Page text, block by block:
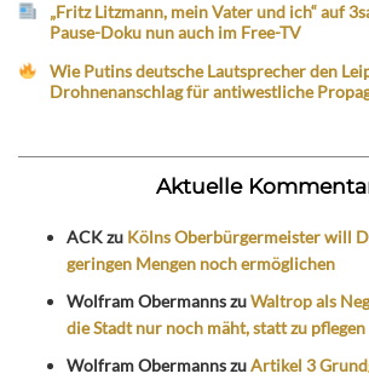
„Fritz Litzmann, mein Vater und ich“ auf
Pause-Doku nun auch im Free-TV
Wie Putins deutsche Lautsprecher den
Drohnenanschlag für antiwestliche
Aktuelle
ACKzu Kölns Oberbürgermeister will
geringen Mengen noch ermöglichen
Wolfram ObermannszuWaltrop als
die Stadt nur noch mäht, statt zu pflegen
Wolfram ObermannszuArtikel 3